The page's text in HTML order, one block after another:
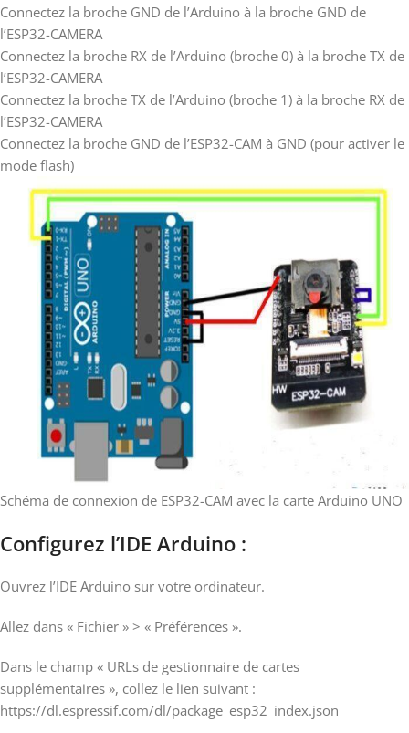
Connectez la broche GND de l’Arduino à la broche GND de
l’ESP32-CAMERA
Connectez la broche RX de l’Arduino (broche 0) à la broche TX de
l’ESP32-CAMERA
Connectez la broche TX de l’Arduino (broche 1) à la broche RX de
l’ESP32-CAMERA
Connectez la broche GND de l’ESP32-CAM à GND (pour activer le
mode flash)
Schéma de connexion de ESP32-CAM avec la carte Arduino UNO
Configurez l’IDE Arduino :
Ouvrez l’IDE Arduino sur votre ordinateur.
Allez dans « Fichier » > « Préférences ».
Dans le champ « URLs de gestionnaire de cartes
supplémentaires », collez le lien suivant :
https://dl.espressif.com/dl/package_esp32_index.json